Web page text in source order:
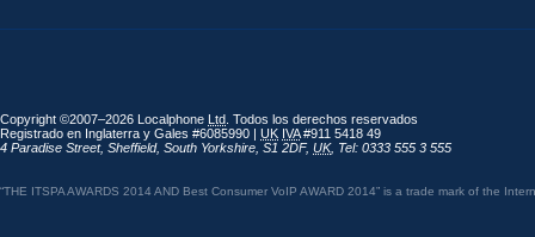
Copyright ©2007–2026 Localphone Ltd . Todos los derechos reservados
Registrado en Inglaterra y Gales #6085990 | UK IVA#911 5418 49
4 Paradise Street, Sheffield, South Yorkshire S1 2DF, UK, Tel: 0333 555 3 555
“THE ITSPA AWARDS 2014 AND Best Consumer VoIP AWARD 2014” is a trade mark of the